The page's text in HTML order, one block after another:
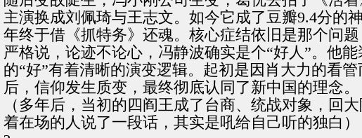
主演换成刘佩琦与王志文。如今它成了豆瓣9.4分的
年终于借《抓特务》还魂。核心症结依旧是那个问
严格说，论迹不论心，冯静波确实是个“好人”。他
的“好”有着清晰的演变逻辑。起初是因肖大力的看
后，信仰发生质变，最终彻底认同了新中国的理念。
（多年后，当初的四阎王成了台商、统战对象，回
着在场的人说了一段话，其实是吼给自己听的独白）